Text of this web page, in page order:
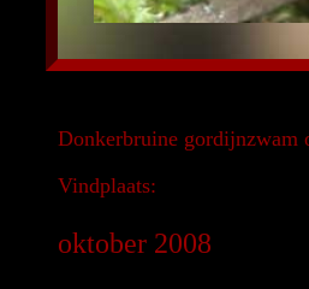
Donkerbruine gordijnzwam
Vindplaats:
oktober 2008